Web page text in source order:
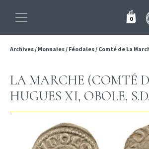
0
Archives/ Monnaies/ Féodales/ Comté de La
LA MARCHE (COMTÉ
HUGUES XI, OBOLE,